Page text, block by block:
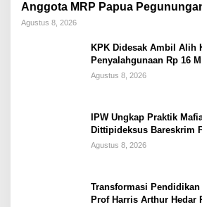
Anggota MRP Papua
Warga Papua
Agustus 8, 2026
KPK Didesak Ambil Alih
Penyalahgunaan Rp 16
Tahun 2017
Agustus 8, 2026
IPW Ungkap Praktik
Dittipideksus Bareskrim
Penanganan Kasus PT
Agustus 8, 2026
Transformasi
Prof Harris Arthur Hedar